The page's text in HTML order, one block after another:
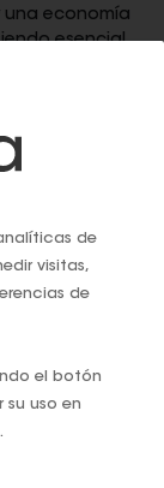
una economía
esencial.
al dinero físico,
garantía frente
de
visitas,
de
el botón
su uso en
.